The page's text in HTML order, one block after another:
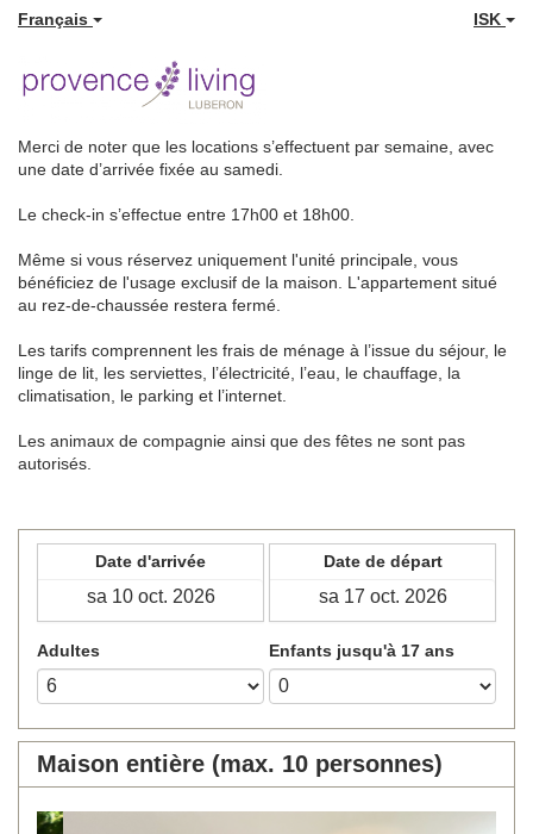
Français ISK
Merci de noter que les locations s’effectuent par semaine, avec
une date d’arrivée fixée au samedi.
Le check-in s’effectue entre 17h00 et 18h00.
Même si vous réservez uniquement l'unité principale, vous
bénéficiez de l'usage exclusif de la maison. L'appartement situé
au rez-de-chaussée restera fermé.
Les tarifs comprennent les frais de ménage à l’issue du séjour, le
linge de lit, les serviettes, l’électricité, l’eau, le chauffage, la
climatisation, le parking et l’internet.
Les animaux de compagnie ainsi que des fêtes ne sont pas
autorisés.
Date d'arrivée Date de départ
Adultes Enfants jusqu'à 17 ans
Maison entière (max. 10 personnes)
Next